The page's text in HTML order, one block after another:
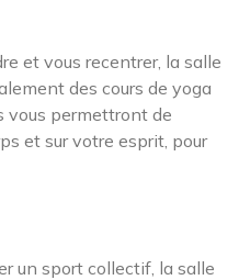
et vous recentrer, la salle
des cours de yoga
vous permettront de
et sur votre esprit, pour
un sport collectif, la salle